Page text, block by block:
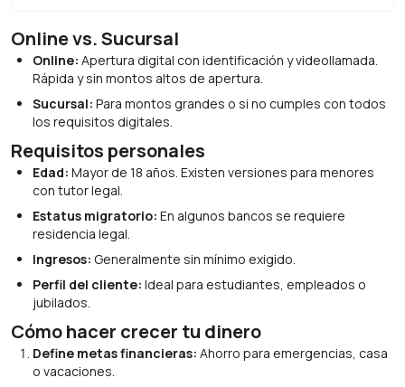
Online vs. Sucursal
Online: Apertura digital con identificación y videollamada.
Rápida y sin montos altos de apertura.
Sucursal: Para montos grandes o si no cumples con todos
los requisitos digitales.
Requisitos personales
Edad: Mayor de 18 años. Existen versiones para menores
con tutor legal.
Estatus migratorio: En algunos bancos se requiere
residencia legal.
Ingresos: Generalmente sin mínimo exigido.
Perfil del cliente: Ideal para estudiantes, empleados o
jubilados.
Cómo hacer crecer tu dinero
Define metas financieras: Ahorro para emergencias, casa
o vacaciones.